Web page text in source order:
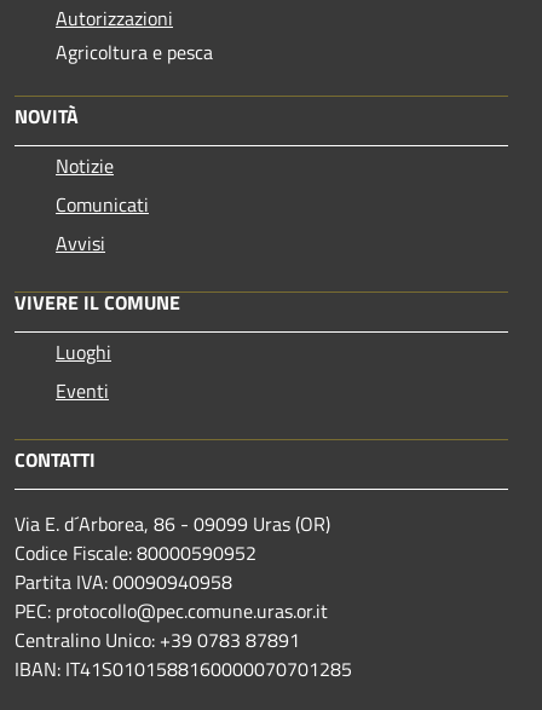
Autorizzazioni
Agricoltura e pesca
NOVITÀ
Notizie
Comunicati
Avvisi
VIVERE IL COMUNE
Luoghi
Eventi
CONTATTI
Via E. d´Arborea, 86 - 09099 Uras (OR)
Codice Fiscale: 80000590952
Partita IVA: 00090940958
PEC: protocollo@pec.comune.uras.or.it
Centralino Unico: +39 0783 87891
IBAN: IT41S0101588160000070701285